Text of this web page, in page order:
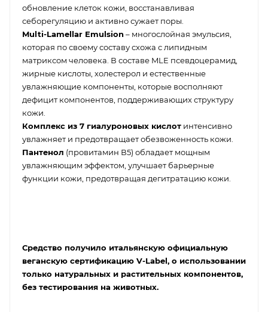
обновление клеток кожи, восстанавливая
себорегуляцию и активно сужает поры.
Multi-Lamellar Emulsion– многослойная эмульсия,
которая по своему составу схожа с липидным
матриксом человека. В составе MLE псевдоцерамид,
жирные кислоты, холестерол и естественные
увлажняющие компоненты, которые восполняют
дефицит компонентов, поддерживающих структуру
кожи.
Комплекс из 7 гиалуроновых кислот интенсивно
увлажняет и предотвращает обезвоженность кожи.
Пантенол (провитамин В5) обладает мощным
увлажняющим эффектом, улучшает барьерные
функции кожи, предотвращая дегитратацию кожи.
Средство получило итальянскую официальную
веганскую сертификацию V-Label, о использовании
только натуральных и растительных компонентов,
без тестирования на животных.